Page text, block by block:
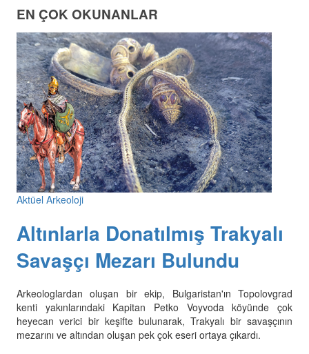
EN ÇOK OKUNANLAR
Aktüel Arkeoloji
Altınlarla Donatılmış Trakyalı
Savaşçı Mezarı Bulundu
Arkeologlardan oluşan bir ekip, Bulgaristan'ın Topolovgrad
kenti yakınlarındaki Kapitan Petko Voyvoda köyünde çok
heyecan verici bir keşifte bulunarak, Trakyalı bir savaşçının
mezarını ve altından oluşan pek çok eseri ortaya çıkardı.